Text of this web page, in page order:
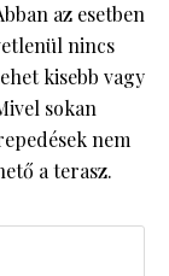
az esetben
nincs
kisebb vagy
sokan
nem
a terasz.